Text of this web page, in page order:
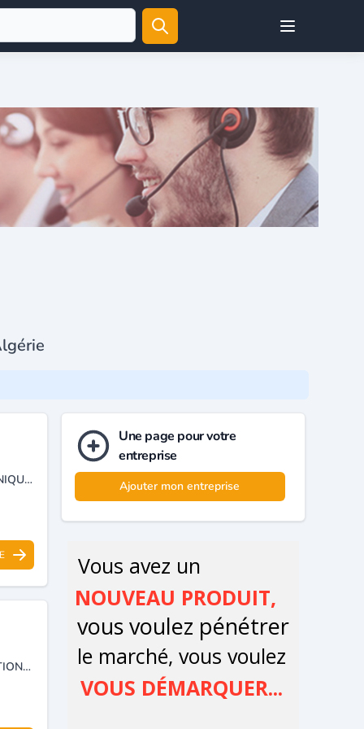
Open user menu
RECOUVREMENT DES CRÉANCES ARCHIVAGE PHYSIQUE ET ÉLECTRONIQUE GESTION DU COURRIER, CALL CENTER, LOGISTIQUE (DÉPÔT, CONTRÔLE DE MARCHANDISE, LIVRAISON DE COURRIER ET COLIS À DOMICILE ).
GESTION ET CONSERVATION D'ARCHIVES DÉMÉNAGEMENT INTERNATIONAL.
Une page pour votre
entreprise
Ajouter mon entreprise